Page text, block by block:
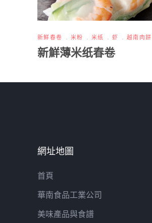
新鮮春卷 米粉 米纸 虾 越南肉餅
新鮮薄米纸春卷
網址地圖
首頁
華南食品工業公司
美味產品與食譜